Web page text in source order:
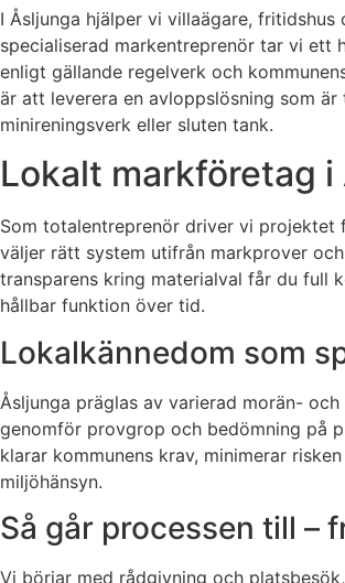
I Åsljunga hjälper vi villaägare,
specialiserad markentreprenör tar vi ett
enligt gällande regelverk och
är att leverera en avloppslösning som
minireningsverk eller sluten tank.
Lokalt markföretag
Som totalentreprenör driver vi projektet
väljer rätt system utifrån markprover
transparens kring materialval får du full
hållbar funktion över tid.
Lokalkännedom som
Åsljunga präglas av varierad morän-
genomför provgrop och bedömning på
klarar kommunens krav, minimerar
miljöhänsyn.
Så går processen till –
Vi börjar med rådgivning och